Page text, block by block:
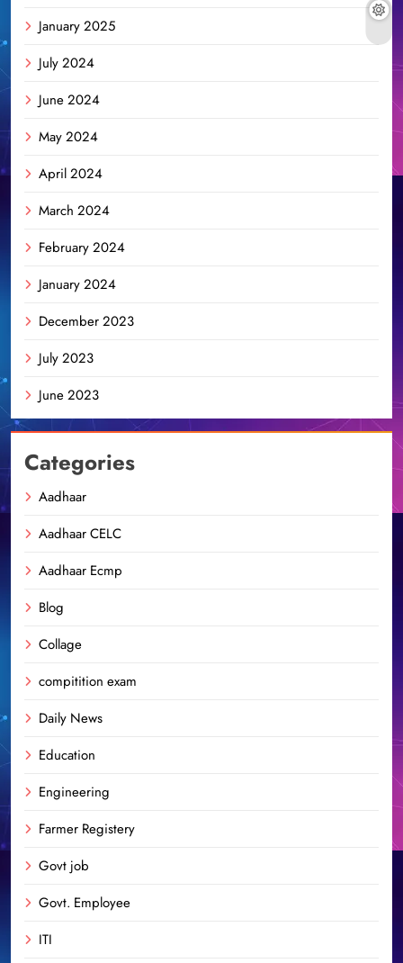
January 2025
July 2024
June 2024
May 2024
April 2024
March 2024
February 2024
January 2024
December 2023
July 2023
June 2023
Categories
Aadhaar
Aadhaar CELC
Aadhaar Ecmp
Blog
Collage
compitition exam
Daily News
Education
Engineering
Farmer Registery
Govt job
Govt. Employee
ITI